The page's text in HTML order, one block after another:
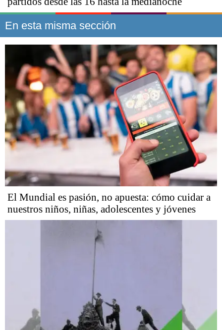
En esta misma sección
El Mundial es pasión, no apuesta: cómo cuidar a
nuestros niños, niñas, adolescentes y jóvenes